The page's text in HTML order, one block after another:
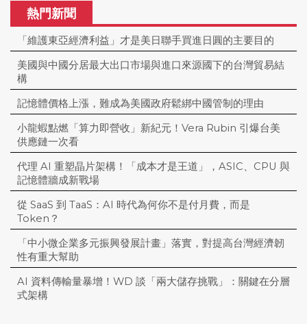
熱門新聞
「維護東亞經濟利益」才是美日聯手買進日圓的主要目的
美國與中國分居最大出口市場與進口來源國下的台灣貿易結
構
記憶體價格上漲，難成為美國政府鬆綁中國管制的理由
小龍蝦點燃「算力即營收」新紀元！Vera Rubin 引爆台美
供應鏈一次看
代理 AI 重塑晶片架構！「成本才是王道」，ASIC、CPU 與
記憶體牆成新戰場
從 SaaS 到 TaaS：AI 時代為何你不是付月費，而是
Token？
「中小微企業多元振興發展計畫」落實，對提高台灣經濟韌
性有重大幫助
AI 資料傳輸量暴增！WD 談「兩大儲存挑戰」：關鍵在分層
式架構